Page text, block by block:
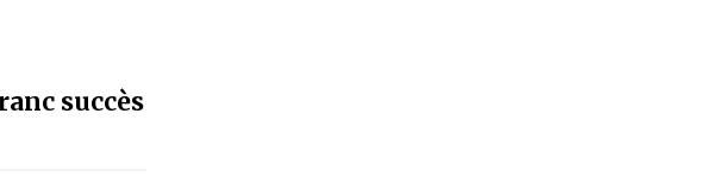
succès